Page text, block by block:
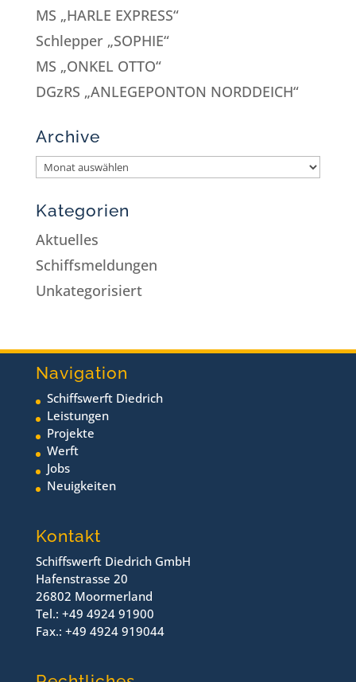
MS „HARLE EXPRESS“
Schlepper „SOPHIE“
MS „ONKEL OTTO“
DGzRS „ANLEGEPONTON NORDDEICH“
Archive
Kategorien
Aktuelles
Schiffsmeldungen
Unkategorisiert
Navigation
Schiffswerft Diedrich
Leistungen
Projekte
Werft
Jobs
Neuigkeiten
Kontakt
Schiffswerft Diedrich GmbH
Hafenstrasse 20
26802 Moormerland
Tel.: +49 4924 91900
Fax.: +49 4924 919044